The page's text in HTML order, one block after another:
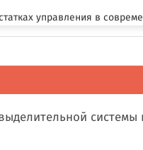
управления в